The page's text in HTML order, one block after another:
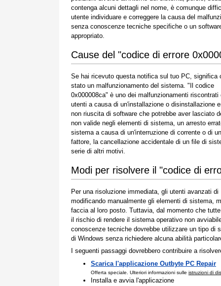
contenga alcuni dettagli nel nome, è comunque
utente individuare e correggere la causa del
senza conoscenze tecniche specifiche o un
appropriato.
Cause del "codice di errore
Se hai ricevuto questa notifica sul tuo PC, significa
stato un malfunzionamento del sistema. "Il codice
0x000008ca" è uno dei malfunzionamenti riscontrati
utenti a causa di un'installazione o disinstallazione
non riuscita di software che potrebbe aver lasciato
non valide negli elementi di sistema, un arresto
sistema a causa di un'interruzione di corrente o di
fattore, la cancellazione accidentale di un file di
serie di altri motivi.
Modi per risolvere il "codice di
Per una risoluzione immediata, gli utenti avanzati
modificando manualmente gli elementi di sistema,
faccia al loro posto. Tuttavia, dal momento che
il rischio di rendere il sistema operativo non
conoscenze tecniche dovrebbe utilizzare un tipo di
di Windows senza richiedere alcuna abilità
I seguenti passaggi dovrebbero contribuire a
Scarica l'applicazione Outbyte PC Repair
Offerta speciale. Ulteriori informazioni sulle istruzioni di
Installa e avvia l'applicazione